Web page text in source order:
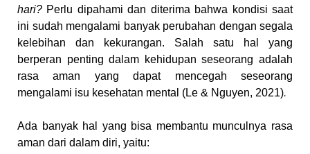
hari? Perlu dipahami dan diterima bahwa kondisi saat
ini sudah mengalami banyak perubahan dengan segala
kelebihan dan kekurangan. Salah satu hal yang
berperan penting dalam kehidupan seseorang adalah
rasa aman yang dapat mencegah seseorang
mengalami isu kesehatan mental (Le & Nguyen, 2021).
Ada banyak hal yang bisa membantu munculnya rasa
aman dari dalam diri, yaitu: